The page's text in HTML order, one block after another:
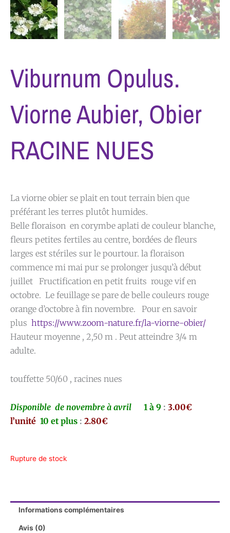
Viburnum Opulus.
Viorne Aubier, Obier
RACINE NUES
La viorne obier se plait en tout terrain bien que
préférant les terres plutôt humides.
Belle floraison en corymbe aplati de couleur blanche,
fleurs petites fertiles au centre, bordées de fleurs
larges est stériles sur le pourtour. la floraison
commence mi mai pur se prolonger jusqu’à début
juillet Fructification en petit fruits rouge vif en
octobre. Le feuillage se pare de belle couleurs rouge
orange d’octobre à fin novembre. Pour en savoir
plus https://www.zoom-nature.fr/la-viorne-obier/
Hauteur moyenne , 2,50 m . Peut atteindre 3/4 m
adulte.
touffette 50/60 , racines nues
Disponible de novembre à avril 1 à 9 : 3.00€
l’unité 10 et plus : 2.80€
Rupture de stock
Informations complémentaires
Avis (0)